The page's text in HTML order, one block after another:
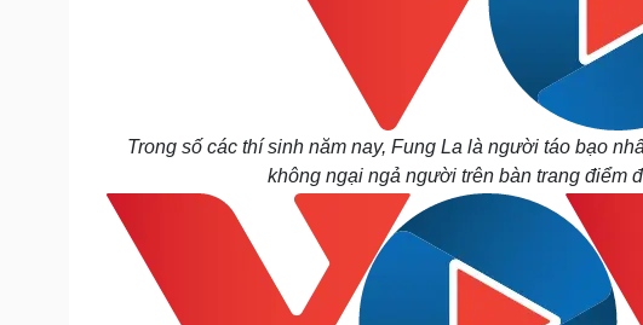
Trong số các thí sinh năm nay, Fung La là người táo bạo
không ngại ngả người trên bàn trang điểm